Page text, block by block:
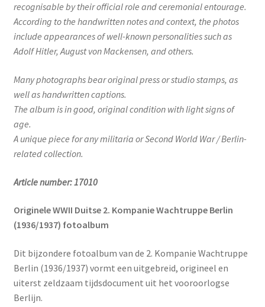
recognisable by their official role and ceremonial entourage.
According to the handwritten notes and context, the photos
include appearances of well-known personalities such as
Adolf Hitler, August von Mackensen, and others.
Many photographs bear original press or studio stamps, as
well as handwritten captions.
The album is in good, original condition with light signs of
age.
A unique piece for any militaria or Second World War / Berlin-
related collection.
Article number: 17010
Originele WWII Duitse 2. Kompanie Wachtruppe Berlin
(1936/1937) fotoalbum
Dit bijzondere fotoalbum van de 2. Kompanie Wachtruppe
Berlin (1936/1937) vormt een uitgebreid, origineel en
uiterst zeldzaam tijdsdocument uit het vooroorlogse
Berlijn.